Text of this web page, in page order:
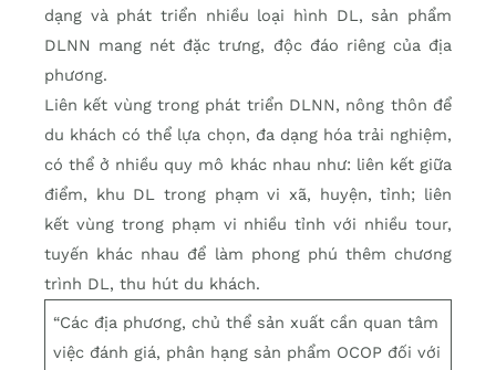
dạng và phát triển nhiều loại hình DL, sản phẩm
DLNN mang nét đặc trưng, độc đáo riêng của địa
phương.
Liên kết vùng trong phát triển DLNN, nông thôn để
du khách có thể lựa chọn, đa dạng hóa trải nghiệm,
có thể ở nhiều quy mô khác nhau như: liên kết giữa
điểm, khu DL trong phạm vi xã, huyện, tỉnh; liên
kết vùng trong phạm vi nhiều tỉnh với nhiều tour,
tuyến khác nhau để làm phong phú thêm chương
trình DL, thu hút du khách.
“Các địa phương, chủ thể sản xuất cần quan tâm
việc đánh giá, phân hạng sản phẩm OCOP đối với